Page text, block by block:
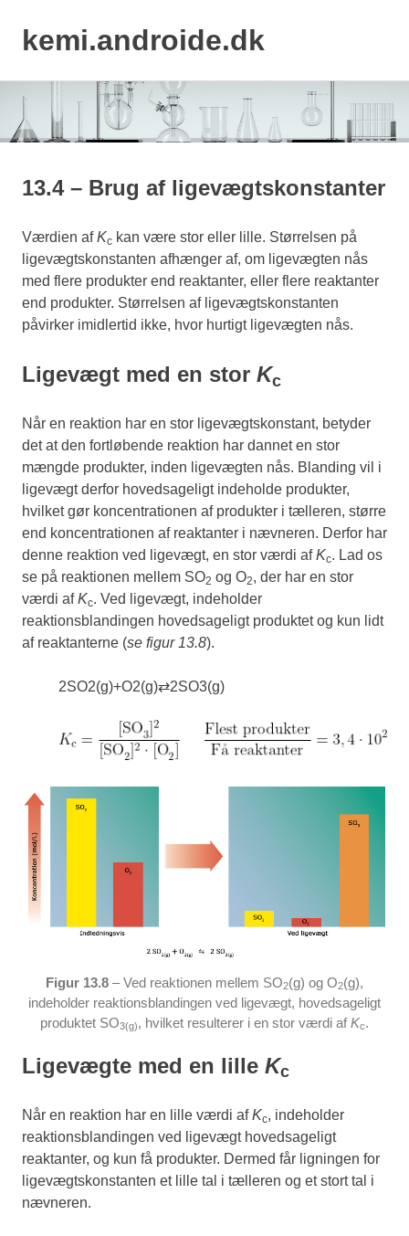
content
kemi.androide.dk
13.4 – Brug af ligevægtskonstanter
Værdien afKc kan være stor eller lille. Størrelsen på
ligevægtskonstanten afhænger af, om ligevægten nås
med flere produkter end reaktanter, eller flere reaktanter
end produkter. Størrelsen af ligevægtskonstanten
påvirker imidlertid ikke, hvor hurtigt ligevægten nås.
Ligevægt med en stor Kc
Når en reaktion har en stor ligevægtskonstant, betyder
det at den fortløbende reaktion har dannet en stor
mængde produkter, inden ligevægten nås. Blanding vil i
ligevægt derfor hovedsageligt indeholde produkter,
hvilket gør koncentrationen af produkter i tælleren, større
end koncentrationen af reaktanter i nævneren. Derfor har
denne reaktion ved ligevægt, en stor værdi afKc. Lad os
se på reaktionen mellem SO2 og O2, der har en stor
værdi afKc. Ved ligevægt, indeholder
reaktionsblandingen hovedsageligt produktet og kun lidt
af reaktanterne (se figur 13.8).
2SO2(g)+O2(g)⇄2SO3(g)
Figur 13.8 – Ved reaktionen mellem SO2(g) og O2(g),
indeholder reaktionsblandingen ved ligevægt, hovedsageligt
produktet SO3(g), hvilket resulterer i en stor værdi afKc.
Ligevægte med en lille Kc
Når en reaktion har en lille værdi afKc, indeholder
reaktionsblandingen ved ligevægt hovedsageligt
reaktanter, og kun få produkter. Dermed får ligningen for
ligevægtskonstanten et lille tal i tælleren og et stort tal i
nævneren.